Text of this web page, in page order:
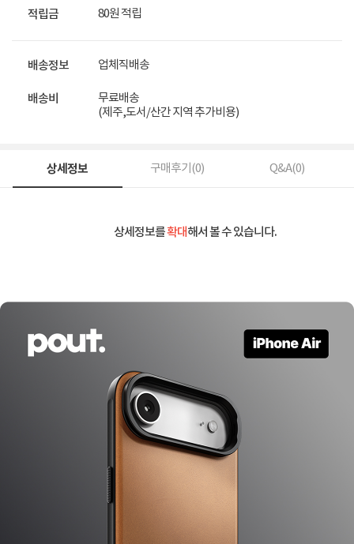
적립금 80원 적립
배송정보 업체직배송
배송비
무료배송
(제주,도서/산간 지역 추가비용)
상세정보 구매후기(0) Q&A(0)
상세정보를확대해서 볼 수 있습니다.